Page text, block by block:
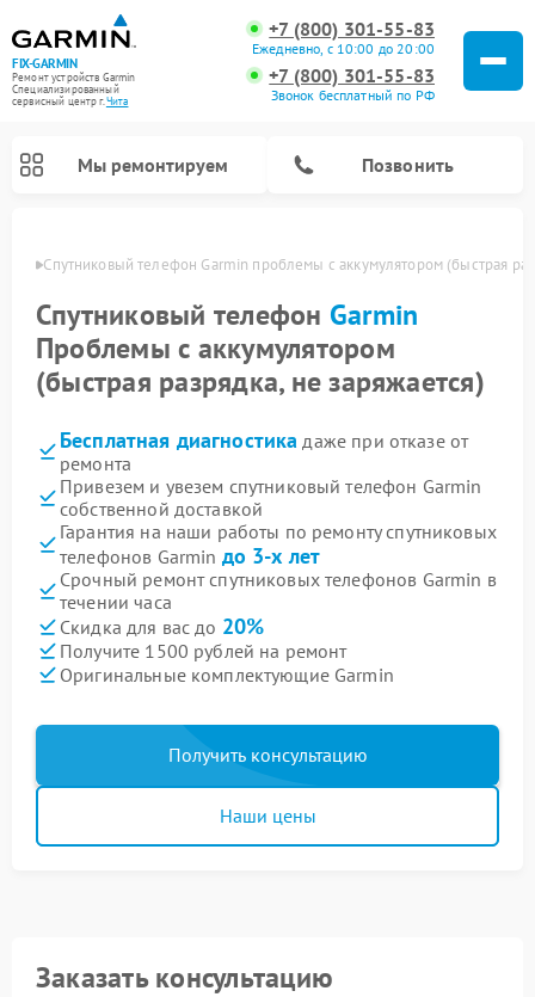
FIX-GARMIN
Ремонт устройств Garmin
Специализированный
cервисный центр г.Чита
+7 (800) 301-55-83
Ежедневно, с 10:00 до 20:00
+7 (800) 301-55-83
Звонок бесплатный по РФ
Мы ремонтируем Позвонить
Спутниковый телефон Garmin проблемы с аккумулятором (быстрая
Спутниковый телефон Garmin
Проблемы с аккумулятором
(быстрая разрядка, не заряжается)
Бесплатная диагностика даже при отказе от
ремонта
Привезем и увезем спутниковый телефон Garmin
собственной доставкой
Гарантия на наши работы по ремонту спутниковых
телефонов Garmin до 3-х лет
Срочный ремонт спутниковых телефонов Garmin в
течении часа
Скидка для вас до 20%
Получите 1500 рублей на ремонт
Оригинальные комплектующие Garmin
Получить консультацию
Наши цены
Заказать консультацию